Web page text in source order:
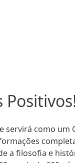
servirá como um
a filosofia e